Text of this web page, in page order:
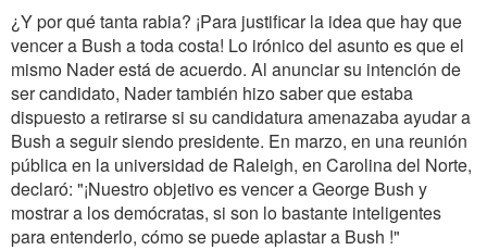
¿Y por qué tanta rabia? ¡Para justificar la idea que hay que
vencer a Bush a toda costa! Lo irónico del asunto es que el
mismo Nader está de acuerdo. Al anunciar su intención de
ser candidato, Nader también hizo saber que estaba
dispuesto a retirarse si su candidatura amenazaba ayudar a
Bush a seguir siendo presidente. En marzo, en una reunión
pública en la universidad de Raleigh, en Carolina del Norte,
declaró: "¡Nuestro objetivo es vencer a George Bush y
mostrar a los demócratas, si son lo bastante inteligentes
para entenderlo, cómo se puede aplastar a Bush !"